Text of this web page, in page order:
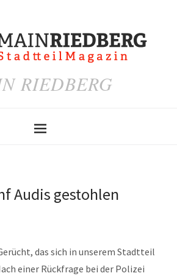
RIEDBERG
Audis gestohlen
das sich in unserem Stadtteil
einer Rückfrage bei der Polizei